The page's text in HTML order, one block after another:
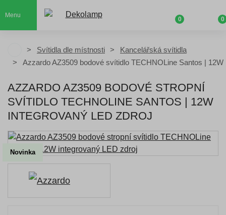
Menu
0 0
Svítidla dle místnosti
Kancelářská svítidla
Azzardo AZ3509 bodové svítidlo TECHNOLine Santos |
AZZARDO AZ3509 BODOVÉ STROPNÍ
SVÍTIDLO TECHNOLINE SANTOS | 12W
INTEGROVANÝ LED ZDROJ
Novinka